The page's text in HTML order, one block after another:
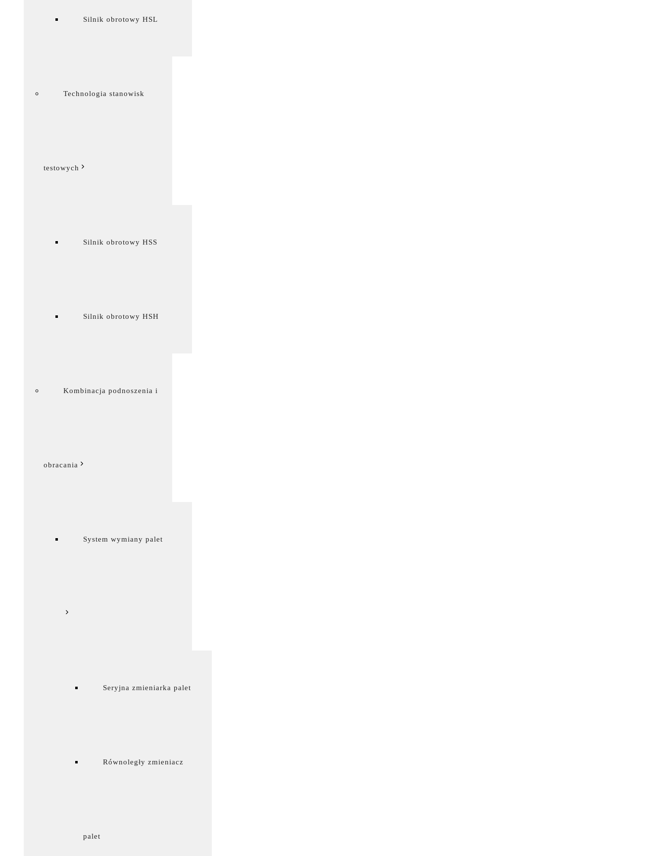
Silnik obrotowy HSL
Technologia stanowisk
testowych
Silnik obrotowy HSS
Silnik obrotowy HSH
Kombinacja podnoszenia i
obracania
System wymiany palet
Seryjna zmieniarka palet
Równoległy zmieniacz
palet